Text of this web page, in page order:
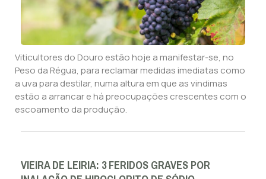
Viticultores do Douro estão hoje a manifestar-se, no
Peso da Régua, para reclamar medidas imediatas como
a uva para destilar, numa altura em que as vindimas
estão a arrancar e há preocupações crescentes com o
escoamento da produção.
VIEIRA DE LEIRIA: 3 FERIDOS GRAVES POR